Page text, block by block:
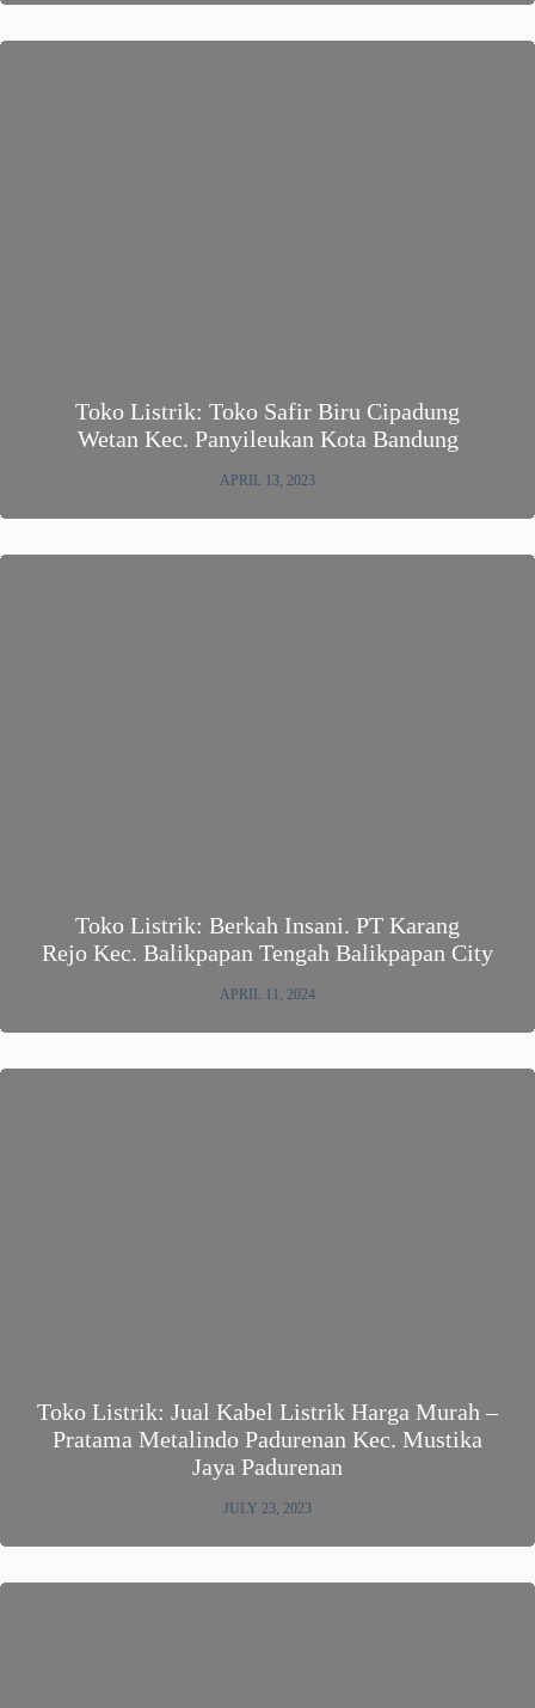
Toko Listrik: Toko Safir Biru Cipadung
Wetan Kec. Panyileukan Kota Bandung
APRIL 13, 2023
Toko Listrik: Berkah Insani. PT Karang
Rejo Kec. Balikpapan Tengah Balikpapan City
APRIL 11, 2024
Toko Listrik: Jual Kabel Listrik Harga Murah –
Pratama Metalindo Padurenan Kec. Mustika
Jaya Padurenan
JULY 23, 2023